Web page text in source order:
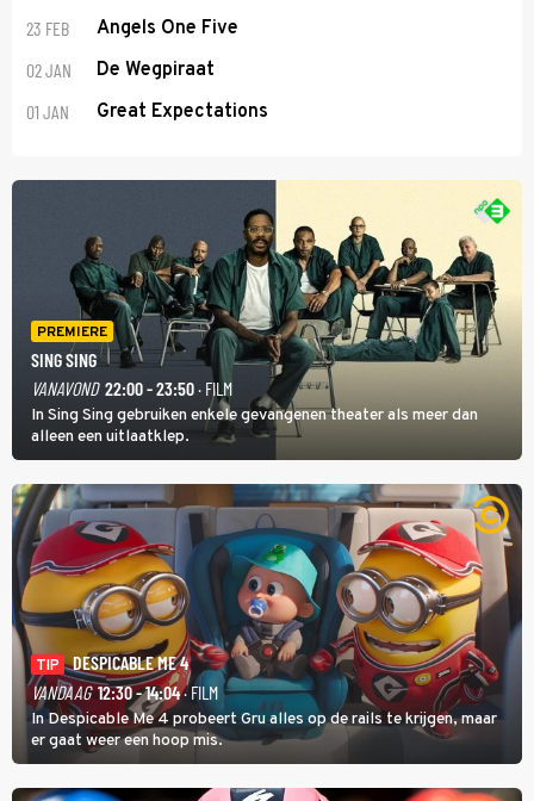
23 FEB Angels One Five
02 JAN De Wegpiraat
01 JAN Great Expectations
PREMIERE
SING SING
VANAVOND 22:00 - 23:50· FILM
In Sing Sing gebruiken enkele gevangenen theater als meer dan
alleen een uitlaatklep.
TIP
DESPICABLE ME 4
VANDAAG 12:30 - 14:04· FILM
In Despicable Me 4 probeert Gru alles op de rails te krijgen, maar
er gaat weer een hoop mis.